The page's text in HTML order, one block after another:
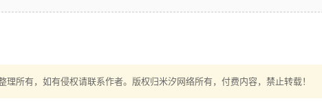
理所有，如有侵权请联系作者。版权归米汐网络所有，付费内容，禁止转载！